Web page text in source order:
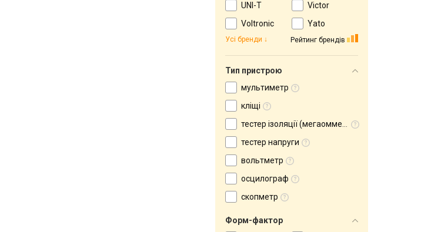
UNI-T
Victor
Voltronic
Yato
Рейтинг брендів
Усі бренди
Тип пристрою
мультиметр
кліщі
тестер ізоляції (мегаомметр)
тестер напруги
вольтметр
осцилограф
скопметр
Форм-фактор